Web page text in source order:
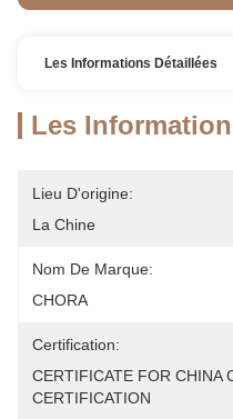
Les Informations Détaillées
Les
Lieu D'origine:
La Chine
Nom De Marque:
CHORA
Certification:
CERTIFICATE FOR CHINA
CERTIFICATION